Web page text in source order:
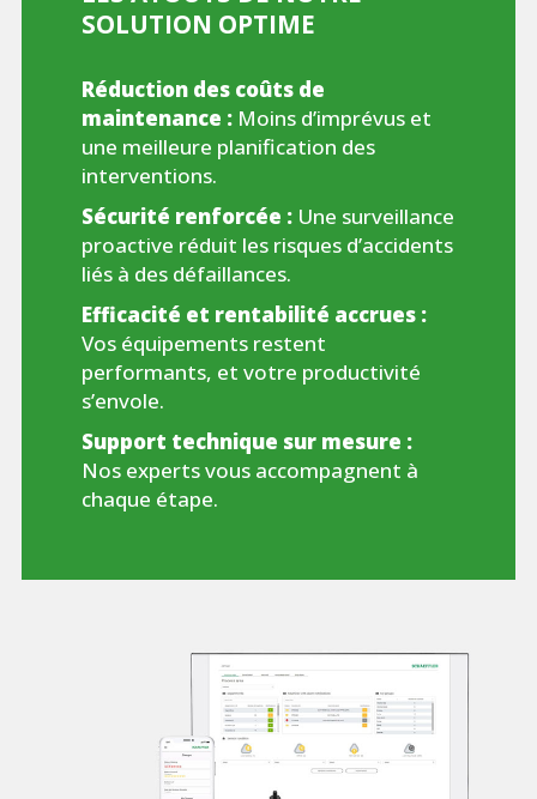
SOLUTION OPTIME
Réduction des coûts de
maintenance :Moins d’imprévus et
une meilleure planification des
interventions.
Sécurité renforcée : Une surveillance
proactive réduit les risques d’accidents
liés à des défaillances.
Efficacité et rentabilité accrues :
Vos équipements restent
performants, et votre productivité
s’envole.
Support technique sur mesure :
Nos experts vous accompagnent à
chaque étape.